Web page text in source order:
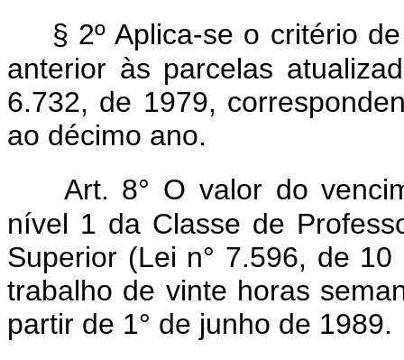
§ 2º Aplica-se o critério
anterior às parcelas
6.732, de 1979,
ao décimo ano.
Art. 8° O valor do
nível 1 da Classe de
Superior (Lei n° 7.596, de
trabalho de vinte horas
partir de 1° de junho de 1989.